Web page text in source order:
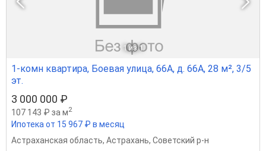
1 из 1
1-комн квартира, Боевая улица, 66А, д. 66А, 28 м², 3/5
эт.
3 000 000 ₽
107 143 ₽ за м2
Ипотека от 15 967 ₽ в месяц
Астраханская область, Астрахань, Советский р-н